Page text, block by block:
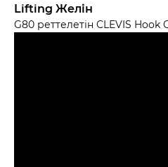
Lifting Желін
G80 реттелетін CLEVIS